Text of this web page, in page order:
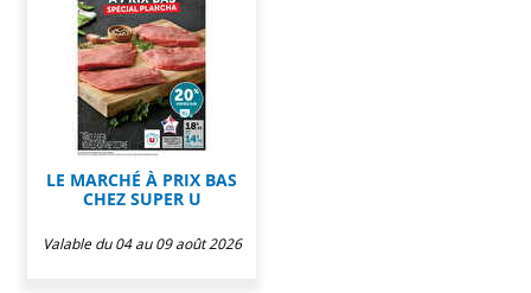
LE MARCHÉ À PRIX BAS
CHEZ SUPER U
Valable du 04 au 09 août 2026